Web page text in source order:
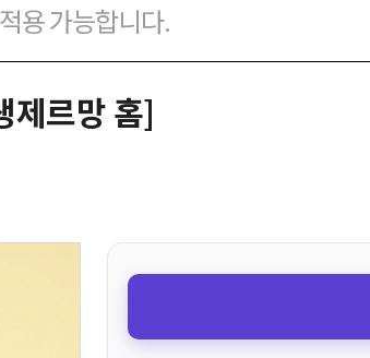
용 가능합니다.
르망 홈]